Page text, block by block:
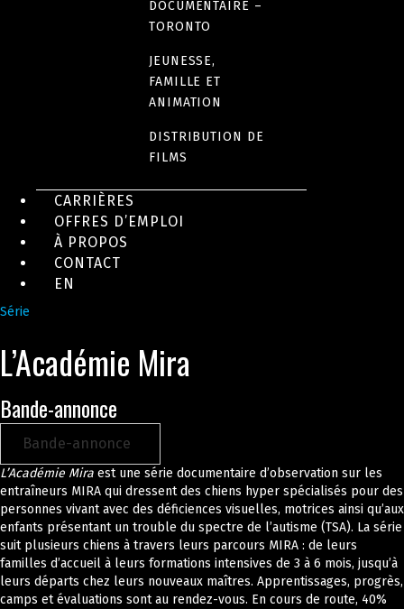
DOCUMENTAIRE –
TORONTO
JEUNESSE,
FAMILLE ET
ANIMATION
DISTRIBUTION DE
FILMS
CARRIÈRES
OFFRES D’EMPLOI
À PROPOS
CONTACT
EN
Série
L’Académie Mira
Bande-annonce
Bande-annonce
L’Académie Mira est une série documentaire d’observation sur les
entraîneurs MIRA qui dressent des chiens hyper spécialisés pour des
personnes vivant avec des déficiences visuelles, motrices ainsi qu’aux
enfants présentant un trouble du spectre de l’autisme (TSA). La série
suit plusieurs chiens à travers leurs parcours MIRA : de leurs
familles d’accueil à leurs formations intensives de 3 à 6 mois, jusqu’à
leurs départs chez leurs nouveaux maîtres. Apprentissages, progrès,
camps et évaluations sont au rendez-vous. En cours de route, 40%